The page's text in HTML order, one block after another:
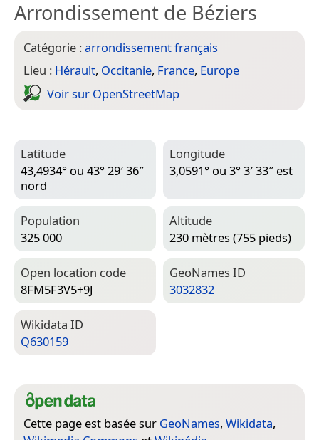
Arrondissement de Béziers
Catégorie :arrondissement français
Lieu : Hérault, Occitanie, France, Europe
Voir sur Open­Street­Map
Latitude
43,4934° ou 43° 29′ 36″
nord
Longitude
3,0591° ou 3° 3′ 33″ est
Population
325 000
Altitude
230 mètres (755 pieds)
Open location code
8FM5F3V5+9J
Geo­Names ID
3032832
Wiki­data ID
Q630159
Cette page est basée sur GeoNames, Wikidata,